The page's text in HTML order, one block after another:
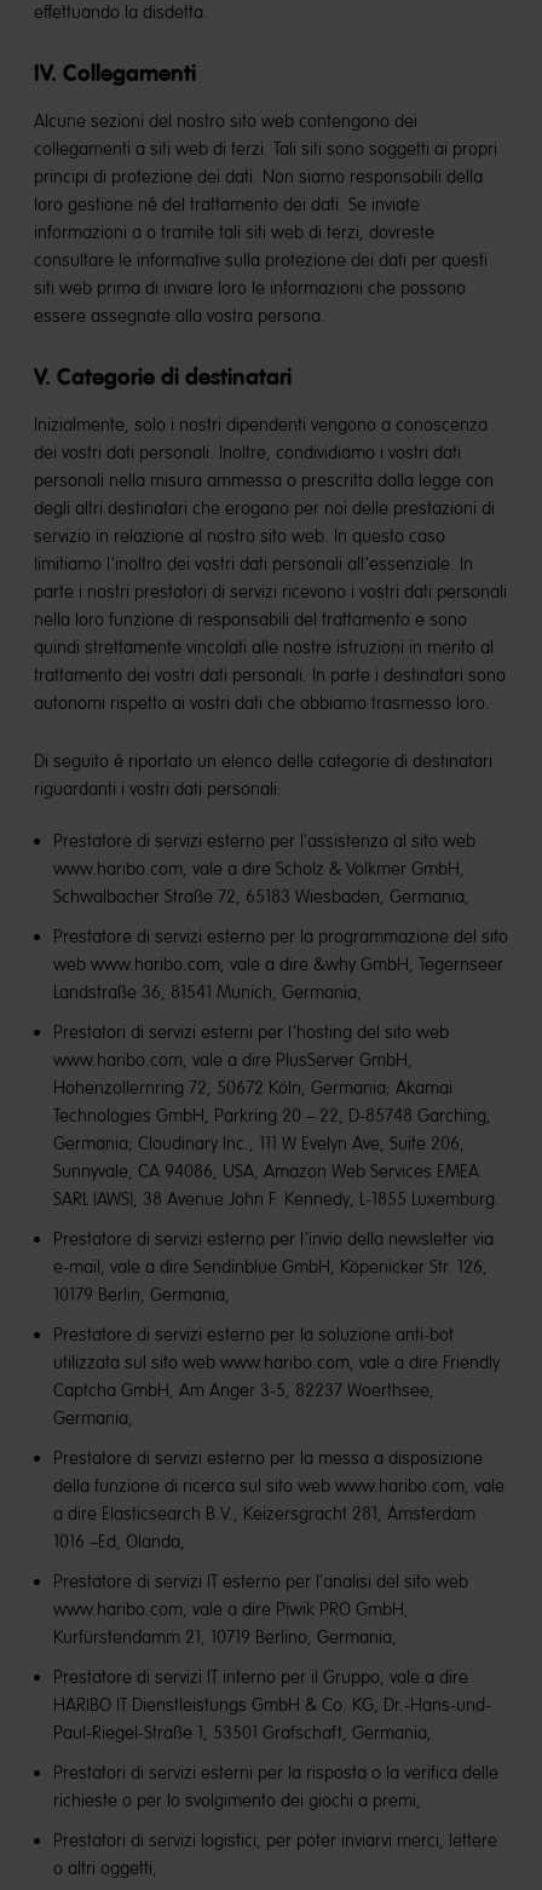
effettuando la disdetta.
IV. Collegamenti
Alcune sezioni del nostro sito web contengono dei
collegamenti a siti web di terzi. Tali siti sono soggetti ai propri
principi di protezione dei dati. Non siamo responsabili della
loro gestione né del trattamento dei dati. Se inviate
informazioni a o tramite tali siti web di terzi, dovreste
consultare le informative sulla protezione dei dati per questi
siti web prima di inviare loro le informazioni che possono
essere assegnate alla vostra persona.
V. Categorie di destinatari
Inizialmente, solo i nostri dipendenti vengono a conoscenza
dei vostri dati personali. Inoltre, condividiamo i vostri dati
personali nella misura ammessa o prescritta dalla legge con
degli altri destinatari che erogano per noi delle prestazioni di
servizio in relazione al nostro sito web. In questo caso
limitiamo l’inoltro dei vostri dati personali all’essenziale. In
parte i nostri prestatori di servizi ricevono i vostri dati personali
nella loro funzione di responsabili del trattamento e sono
quindi strettamente vincolati alle nostre istruzioni in merito al
trattamento dei vostri dati personali. In parte i destinatari sono
autonomi rispetto ai vostri dati che abbiamo trasmesso loro.
Di seguito è riportato un elenco delle categorie di destinatari
riguardanti i vostri dati personali:
Prestatore di servizi esterno per l'assistenza al sito web
www.haribo.com, vale a dire Scholz & Volkmer GmbH,
Schwalbacher Straße 72, 65183 Wiesbaden, Germania,
Prestatore di servizi esterno per la programmazione del sito
web www.haribo.com, vale a dire &why GmbH, Tegernseer
Landstraße 36, 81541 Munich, Germania,
Prestatori di servizi esterni per l’hosting del sito web
www.haribo.com, vale a dire PlusServer GmbH,
Hohenzollernring 72, 50672 Köln, Germania; Akamai
Technologies GmbH, Parkring 20 – 22, D-85748 Garching,
Germania; Cloudinary Inc., 111 W Evelyn Ave, Suite 206,
Sunnyvale, CA 94086, USA, Amazon Web Services EMEA
SARL (AWS), 38 Avenue John F. Kennedy, L-1855 Luxemburg.
Prestatore di servizi esterno per l’invio della newsletter via
e-mail, vale a dire Sendinblue GmbH, Köpenicker Str. 126,
10179 Berlin, Germania,
Prestatore di servizi esterno per la soluzione anti-bot
utilizzata sul sito web www.haribo.com, vale a dire Friendly
Captcha GmbH, Am Anger 3-5, 82237 Woerthsee,
Germania,
Prestatore di servizi esterno per la messa a disposizione
della funzione di ricerca sul sito web www.haribo.com, vale
a dire Elasticsearch B.V., Keizersgracht 281, Amsterdam
1016 –Ed, Olanda,
Prestatore di servizi IT esterno per l'analisi del sito web
www.haribo.com, vale a dire Piwik PRO GmbH,
Kurfürstendamm 21, 10719 Berlino, Germania,
Prestatore di servizi IT interno per il Gruppo, vale a dire
HARIBO IT Dienstleistungs GmbH & Co. KG, Dr.-Hans-und-
Paul-Riegel-Straße 1, 53501 Grafschaft, Germania,
Prestatori di servizi esterni per la risposta o la verifica delle
richieste o per lo svolgimento dei giochi a premi,
Prestatori di servizi logistici, per poter inviarvi merci, lettere
o altri oggetti,